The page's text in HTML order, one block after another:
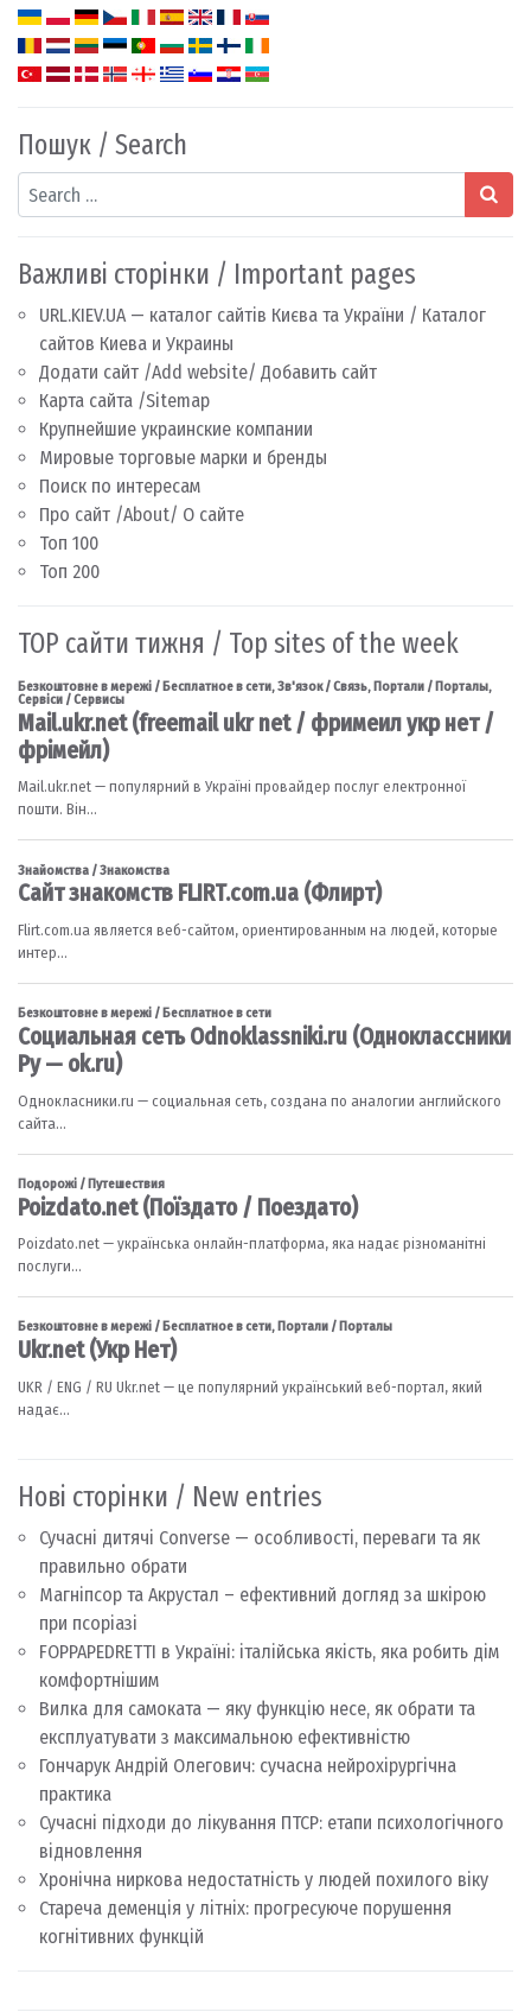
Пошук / Search
Search
Важливі сторінки / Important pages
URL.KIEV.UA — каталог сайтів Києва та України / Каталог
сайтов Киева и Украины
Додати сайт /Add website/ Добавить сайт
Карта сайта /Sitemap
Крупнейшие украинские компании
Мировые торговые марки и бренды
Поиск по интересам
Про сайт /About/ О сайте
Топ 100
Топ 200
TOP сайти тижня / Top sites of the week
Нові сторінки / New entries
Сучасні дитячі Converse — особливості, переваги та як
правильно обрати
Магніпсор та Акрустал – ефективний догляд за шкірою
при псоріазі
FOPPAPEDRETTI в Україні: італійська якість, яка робить дім
комфортнішим
Вилка для самоката — яку функцію несе, як обрати та
експлуатувати з максимальною ефективністю
Гончарук Андрій Олегович: сучасна нейрохірургічна
практика
Сучасні підходи до лікування ПТСР: етапи психологічного
відновлення
Хронічна ниркова недостатність у людей похилого віку
Стареча деменція у літніх: прогресуюче порушення
когнітивних функцій